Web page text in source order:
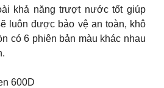
khả năng trượt nước tốt giúp
luôn được bảo vệ an toàn, khô
có 6 phiên bản màu khác nhau
600D